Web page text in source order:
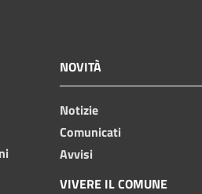
NOVITÀ
Notizie
Comunicati
Avvisi
VIVERE IL COMUNE